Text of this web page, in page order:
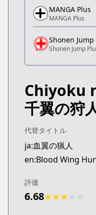
MANGA Plus
MANGA Plus
https://
Shonen Jump
Shonen Jump
https://
MANGA Plus
MANGA Plus
Shonen Jump
Shonen Jump
Chiyoku
千翼の狩
代替タイトル
ja:血翼の猟人
en:Blood Wing
評価
6.68★★★